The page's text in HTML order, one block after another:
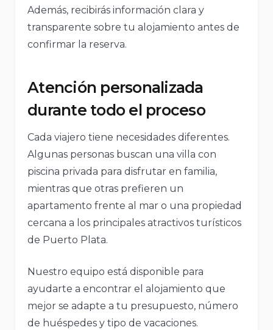
Además, recibirás información clara y
transparente sobre tu alojamiento antes de
confirmar la reserva.
Atención personalizada
durante todo el proceso
Cada viajero tiene necesidades diferentes.
Algunas personas buscan una villa con
piscina privada para disfrutar en familia,
mientras que otras prefieren un
apartamento frente al mar o una propiedad
cercana a los principales atractivos turísticos
de Puerto Plata.
Nuestro equipo está disponible para
ayudarte a encontrar el alojamiento que
mejor se adapte a tu presupuesto, número
de huéspedes y tipo de vacaciones.